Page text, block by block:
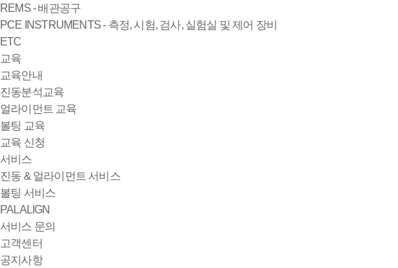
REMS - 배관공구
PCE INSTRUMENTS - 측정, 시험, 검사, 실험실 및 제어 장비
ETC
교육
교육안내
진동분석교육
얼라이먼트 교육
볼팅 교육
교육 신청
서비스
진동 & 얼라이먼트 서비스
볼팅 서비스
PALALIGN
서비스 문의
고객센터
공지사항